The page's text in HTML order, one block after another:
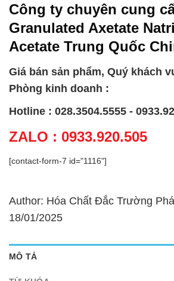
Công ty chuyên cung
Granulated Axetate
Acetate Trung Quốc
Giá bán sản phẩm, Quý khách
Phòng kinh doanh :
Hotline : 028.3504.5555 -
ZALO : 0933.920.505
[contact-form-7 id="1116"]
Author: Hóa Chất Đắc Trường
18/01/2025
MÔ TẢ